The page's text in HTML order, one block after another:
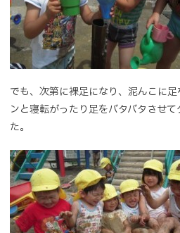
でも、次第に裸足になり、泥んこに
ンと寝転がったり足をバタバタさせ
た。